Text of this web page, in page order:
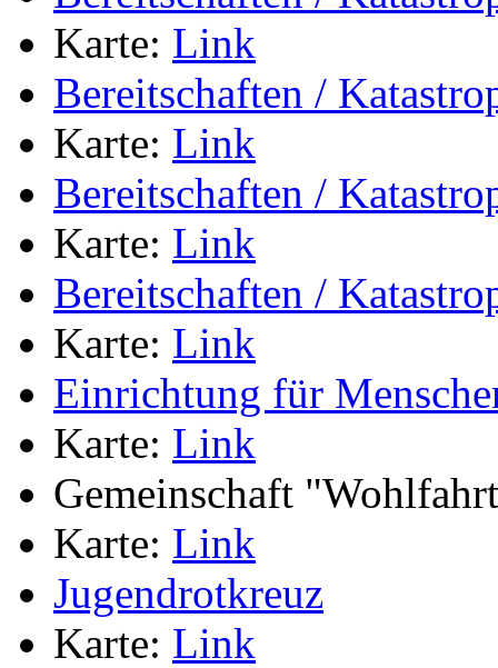
Karte: Link
Bereitschaften /
Karte: Link
Bereitschaften /
Karte: Link
Bereitschaften /
Karte: Link
Einrichtung für
Karte: Link
Gemeinschaft
Karte: Link
Jugendrotkreuz
Karte: Link